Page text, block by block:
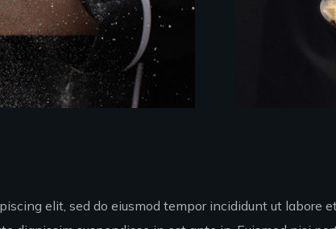
elit, sed do eiusmod tempor incididunt ut labore